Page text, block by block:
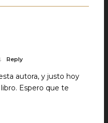
Reply
autora, y justo hoy
Espero que te